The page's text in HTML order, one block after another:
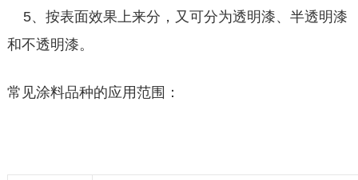
5、按表面效果上来分，又可分为透明漆、半透明漆
和不透明漆。
常见涂料品种的应用范围：